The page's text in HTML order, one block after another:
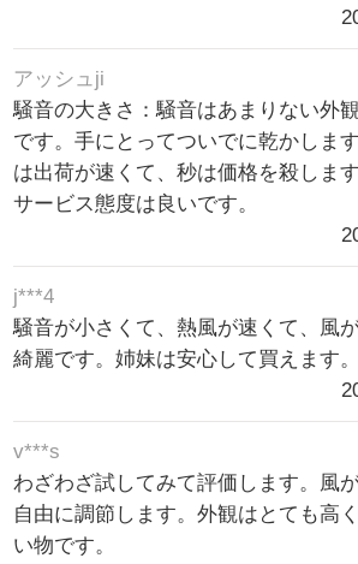
アッシュji
騒音の大きさ：騒音はあまりない外
です。手にとってついでに乾かしま
は出荷が速くて、秒は価格を殺しま
サービス態度は良いです。
j***4
騒音が小さくて、熱風が速くて、風
綺麗です。姉妹は安心して買えます。
v***s
わざわざ試してみて評価します。風
自由に調節します。外観はとても高
い物です。